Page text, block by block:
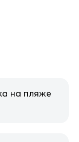
на пляже